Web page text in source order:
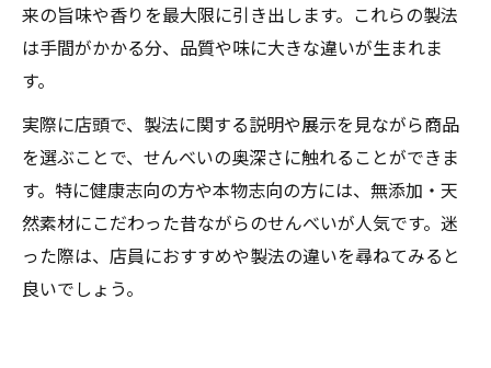
来の旨味や香りを最大限に引き出します。これらの製法
は手間がかかる分、品質や味に大きな違いが生まれま
す。
実際に店頭で、製法に関する説明や展示を見ながら商品
を選ぶことで、せんべいの奥深さに触れることができま
す。特に健康志向の方や本物志向の方には、無添加・天
然素材にこだわった昔ながらのせんべいが人気です。迷
った際は、店員におすすめや製法の違いを尋ねてみると
良いでしょう。